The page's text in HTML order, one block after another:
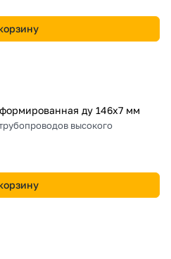
ду 146х7 мм
высокого